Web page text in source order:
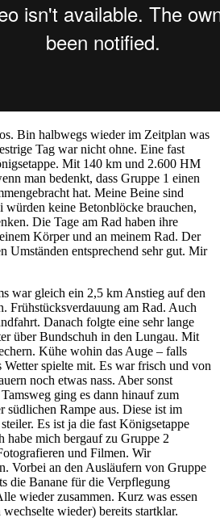
Bin halbwegs wieder im Zeitplan was
Tag war nicht ohne. Eine fast
Mit 140 km und 2.600 HM
man bedenkt, dass Gruppe 1 einen
hat. Meine Beine sind
würden keine Betonblöcke brauchen,
Die Tage am Rad haben ihre
Körper und an meinem Rad. Der
Umständen entsprechend sehr gut. Mir
war gleich ein 2,5 km Anstieg auf den
Frühstücksverdauung am Rad. Auch
Danach folgte eine sehr lange
über Bundschuh in den Lungau. Mit
Kühe wohin das Auge – falls
Wetter spielte mit. Es war frisch und von
noch etwas nass. Aber sonst
ging es dann hinauf zum
südlichen Rampe aus. Diese ist im
Es ist ja die fast Königsetappe
habe mich bergauf zu Gruppe 2
und Filmen. Wir
Vorbei an den Ausläufern von Gruppe
die Banane für die Verpflegung
wieder zusammen. Kurz was essen
wieder) bereits startklar.